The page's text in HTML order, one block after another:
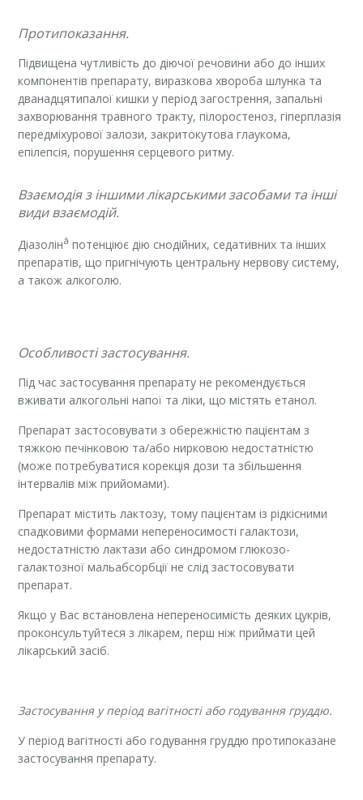
Протипоказання.
Підвищена чутливість до діючої речовини або до інших
компонентів препарату, виразкова хвороба шлунка та
дванадцятипалої кишки у період загострення, запальні
захворювання травного тракту, пілоростеноз, гіперплазія
передміхурової залози, закритокутова глаукома,
епілепсія, порушення серцевого ритму.
Взаємодія з іншими лікарськими засобами та інші
види взаємодій.
Діазолінâ потенціює дію снодійних, седативних та інших
препаратів, що пригнічують центральну нервову систему,
а також алкоголю.
Особливості застосування.
Під час застосування препарату не рекомендується
вживати алкогольні напої та ліки, що містять етанол.
Препарат застосовувати з обережністю пацієнтам з
тяжкою печінковою та/або нирковою недостатністю
(може потребуватися корекція дози та збільшення
інтервалів між прийомами).
Препарат містить лактозу, тому пацієнтам із рідкісними
спадковими формами непереносимості галактози,
недостатністю лактази або синдромом глюкозо-
галактозної мальабсорбції не слід застосовувати
препарат.
Якщо у Вас встановлена непереносимість деяких цукрів,
проконсультуйтеся з лікарем, перш ніж приймати цей
лікарський засіб.
Застосування у період вагітності або годування груддю.
У період вагітності або годування груддю протипоказане
застосування препарату.